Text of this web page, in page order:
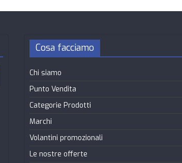
Cosa facciamo
Chi siamo
Punto Vendita
Categorie Prodotti
Marchi
Volantini promozionali
Le nostre offerte